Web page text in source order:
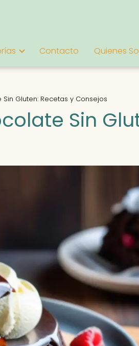
Contacto Quienes
Gluten: Recetas y Consejos
Sin